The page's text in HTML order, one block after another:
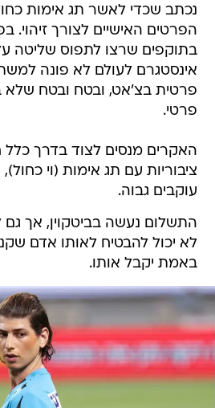
נכתב שכדי לאשר תג אימות
הפרטים האישיים לצורך זיהוי.
בתוקפים שרצו לתפוס שליטה
אינסטגרם לעולם לא פונה
פרטית בצ'אט, ובטח ובטח שלא
פרטי.
האקרים מנסים לצוד בדרך כלל
ציבוריות עם תג אימות (וי
עוקבים גבוה.
התשלום נעשה בביטקוין, אך
לא יכול להבטיח לאותו אדם
באמת יקבל אותו.